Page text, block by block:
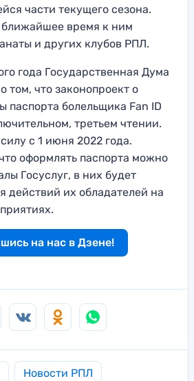
части текущего сезона.
ближайшее время к ним
и других клубов РПЛ.
года Государственная Дума
том, что законопроект о
паспорта болельщика Fan ID
третьем чтении.
с 1 июня 2022 года.
оформлять паспорта можно
Госуслуг, в них будет
действий их обладателей на
на нас в Дзене!
Новости РПЛ